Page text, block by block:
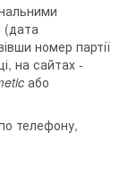
(дата
номер партії
на сайтах -
або
телефону,